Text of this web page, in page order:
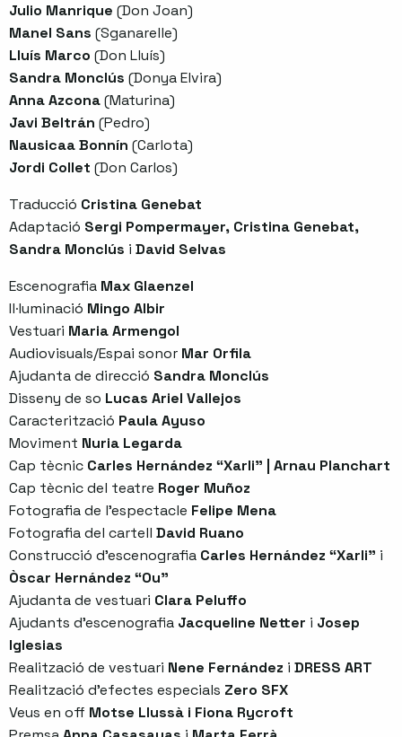
Julio Manrique (Don Joan)
Manel Sans (Sganarelle)
Lluís Marco (Don Lluís)
Sandra Monclús (Donya Elvira)
Anna Azcona(Maturina)
Javi Beltrán (Pedro)
Nausicaa Bonnín (Carlota)
Jordi Collet (Don Carlos)
Traducció Cristina Genebat
Adaptació Sergi Pompermayer, Cristina Genebat,
Sandra Monclús i David Selvas
Escenografia Max Glaenzel
Il·luminació Mingo Albir
Vestuari Maria Armengol
Audiovisuals/Espai sonor Mar Orfila
Ajudanta de direcció Sandra Monclús
Disseny de so Lucas Ariel Vallejos
Caracterització Paula Ayuso
Moviment Nuria Legarda
Cap tècnic Carles Hernández “Xarli” | Arnau Planchart
Cap tècnic del teatre Roger Muñoz
Fotografia de l’espectacle Felipe Mena
Fotografia del cartell David Ruano
Construcció d’escenografia Carles Hernández “Xarli” i
Òscar Hernández “Ou”
Ajudanta de vestuari Clara Peluffo
Ajudants d’escenografia Jacqueline Netter i Josep
Iglesias
Realització de vestuari Nene Fernández i DRESS ART
Realització d’efectes especials Zero SFX
Veus en off Motse Llussà i Fiona Rycroft